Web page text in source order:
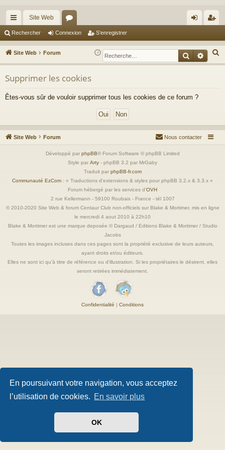
En poursuivant votre navigation, vous acceptez
l’utilisation de cookies. En savoir plus
OK
cc
ès
ra
pi
Site Web
or
u
m
s
ne
xi
nr
eg
Rechercher Connexion S’enregistrer
Site Web Forum
e
h
Supprimer les cookies
Êtes-vous sûr de vouloir supprimer tous les cookies de ce forum ?
Site Web Forum Nous contacter
Développé par phpBB® Forum Software © phpBB Limited
Style par Arty - phpBB 3.2 par MrGaby
Traduit par phpBB-fr.com
Communauté EzCom : « Traductions d'extensions & styles pour phpBB 3.2.x & 3.3.x »
Forum hébergé par les services d’OVH
2 rue Kellermann - 59100 Roubaix - France - tél 1007
© 2010-2020 Site Web & forum Centaur Club non-officiels sur Blake & Mortimer, mis en ligne
le mercredi 4 aout 2010 à 22h10
Blake & Mortimer est une marque deposée © Dargaud / Editions Blake & Mortimer / Studio
Jacobs
Toutes les images incluses dans ces pages sont la propriété exclusive de leurs auteurs,
ayant droits et/ou éditeurs.
Elles ne sont ici qu'à titre de référence ou d'illustration. Si les propriétaires le désirent, elles
seront retirées immédiatement.
Confidentialité | Conditions